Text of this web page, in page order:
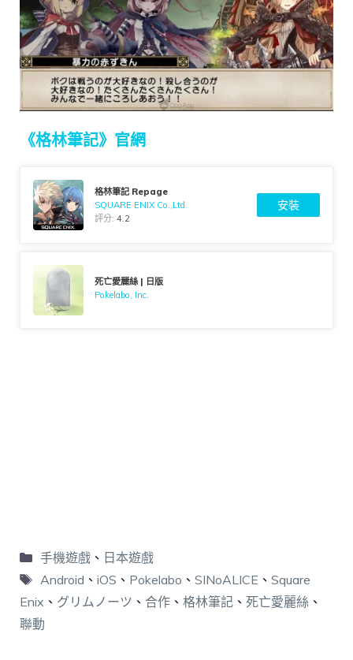
《格林筆記》官網
格林筆記 Repage
SQUARE ENIX Co.,Ltd.
評分:4.2
安裝
死亡愛麗絲 | 日版
Pokelabo, Inc.
手機遊戲、 日本遊戲
Android 、 iOS 、 Pokelabo 、 SINoALICE 、 Square
Enix 、 グリムノーツ 、 合作 、 格林筆記 、 死亡愛麗絲 、
聯動